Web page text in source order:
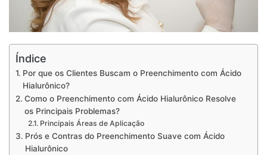
Índice
Por que os Clientes Buscam o Preenchimento com Ácido
Hialurônico?
Como o Preenchimento com Ácido Hialurônico Resolve
os Principais Problemas?
Principais Áreas de Aplicação
Prós e Contras do Preenchimento Suave com Ácido
Hialurônico